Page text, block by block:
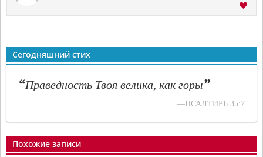
Сегодняшний стих
“Праведность Твоя велика, как горы”
—ПСАЛТИРЬ 35:7
Похожие записи